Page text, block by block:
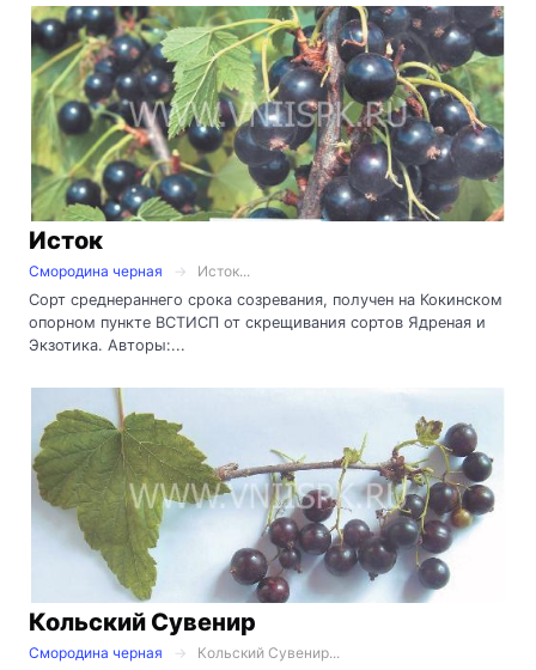
Исток
Смородина черная
Исток...
Сорт среднераннего срока созревания, получен на Кокинском
опорном пункте ВСТИСП от скрещивания сортов Ядреная и
Экзотика. Авторы:...
Кольский Сувенир
Смородина черная
Кольский Сувенир...